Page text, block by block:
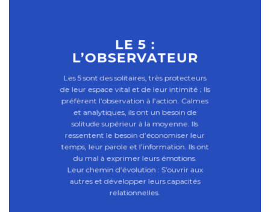
LE 5 :
L’OBSERVATEUR
Les 5 sont des solitaires, très protecteurs
de leur espace vital et de leur intimité ; Ils
préfèrent l’observation à l’action. Calmes
et analytiques, ils ont un besoin de
solitude supérieur à la moyenne. Ils
ressentent le besoin d’économiser leur
temps, leur parole et l’information. Ils ont
du mal à exprimer leurs émotions.
Leur chemin d’évolution : S’ouvrir aux
autres et développer leurs capacités
relationnelles.